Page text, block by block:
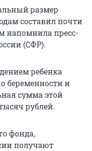
размер
составил почти
напомнила пресс-
(СФР).
ребенка
беременности и
сумма этой
рублей.
фонда,
получают